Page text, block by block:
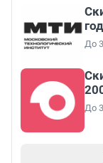
До
До